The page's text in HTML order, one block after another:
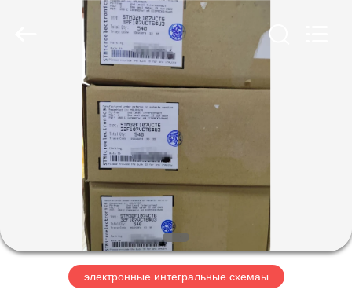
ДОМОЙ
ПРОДУКТЫ
ВИДЕОЗАПИСИ
О
НАС
электронные интегральные схемаы